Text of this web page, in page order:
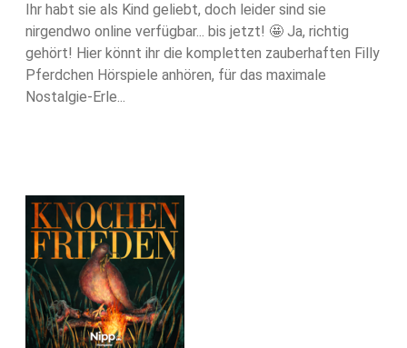
Ihr habt sie als Kind geliebt, doch leider sind sie
nirgendwo online verfügbar... bis jetzt! 🤩 Ja, richtig
gehört! Hier könnt ihr die kompletten zauberhaften Filly
Pferdchen Hörspiele anhören, für das maximale
Nostalgie-Erle...